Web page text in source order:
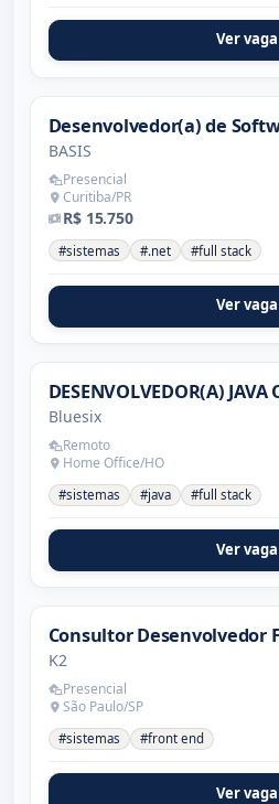
Ver vaga
Desenvolvedor(a) de
BASIS
Presencial
Curitiba/PR
R$ 15.750
#sistemas #.net #full stack
Ver vaga
DESENVOLVEDOR(A) JAVA
Bluesix
Remoto
Home Office/HO
#sistemas #java #full stack
Ver vaga
Consultor Desenvolvedor
K2
Presencial
São Paulo/SP
#sistemas #front end
Ver vaga